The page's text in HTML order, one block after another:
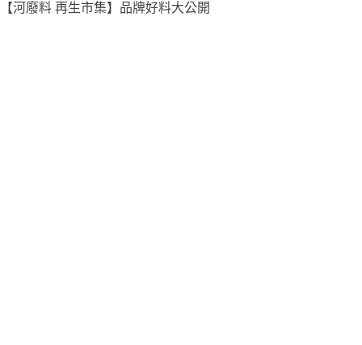
【河廢料 再生市集】品牌好料大公開